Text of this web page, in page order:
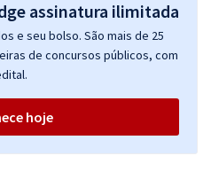
e seu bolso. São mais de 25
de concursos públicos, com
hoje